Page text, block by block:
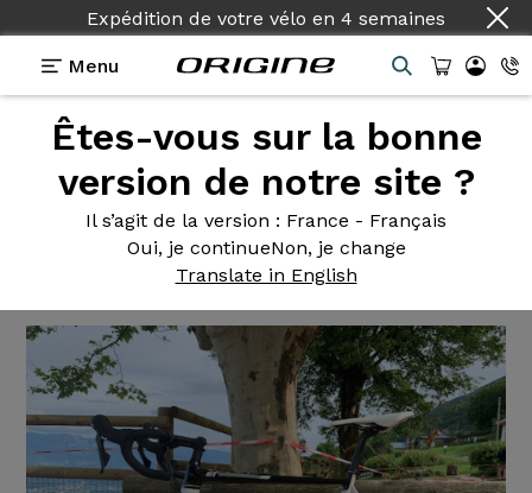
Expédition de votre vélo en 4 semaines
Menu
Êtes-vous sur la bonne
version de notre site ?
Il s’agit de la version : France - Français
Oui, je continueNon, je change
Translate in English
Témoignages>Axxome II GT Ultegra Ksyrium Elite
Axxome IIGT Ultegra Ksyrium